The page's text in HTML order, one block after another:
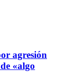
agresión
«algo